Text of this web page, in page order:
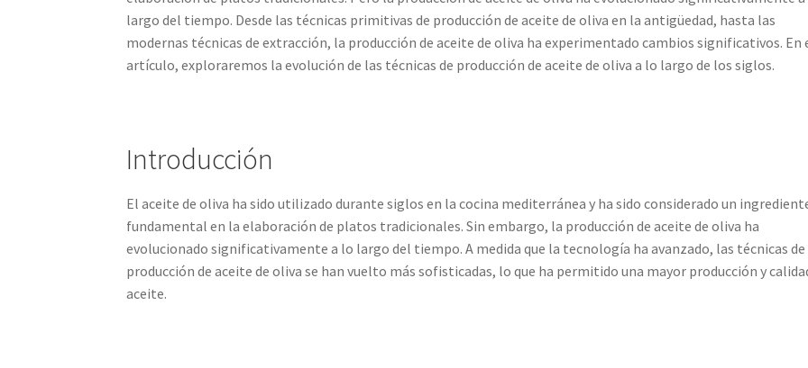
largo del tiempo. Desde las técnicas primitivas de producción de aceite de oliva en la antigüedad, hasta las
modernas técnicas de extracción, la producción de aceite de oliva ha experimentado cambios significativos. En
artículo, exploraremos la evolución de las técnicas de producción de aceite de oliva a lo largo de los siglos.
Introducción
El aceite de oliva ha sido utilizado durante siglos en la cocina mediterránea y ha sido considerado un
fundamental en la elaboración de platos tradicionales. Sin embargo, la producción de aceite de oliva ha
evolucionado significativamente a lo largo del tiempo. A medida que la tecnología ha avanzado, las técnicas de
producción de aceite de oliva se han vuelto más sofisticadas, lo que ha permitido una mayor producción y
aceite.